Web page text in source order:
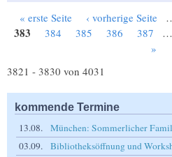
Seiten
« erste Seite ‹ vorherige Seite
383 384 385 386 387 …
»
3821 - 3830 von 4031
kommende Termine
13.08.
München: Sommerlicher
03.09.
Bibliotheksöffnung und